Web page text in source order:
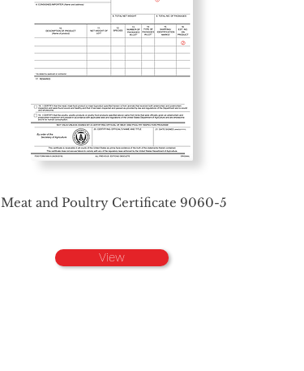
View
Meat and Poultry Certificate 9060-5